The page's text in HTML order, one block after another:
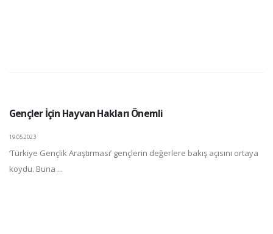
Gençler İçin Hayvan Hakları Önemli
19.05.2023
‘Türkiye Gençlik Araştırması’ gençlerin değerlere bakış açısını ortaya
koydu. Buna ...